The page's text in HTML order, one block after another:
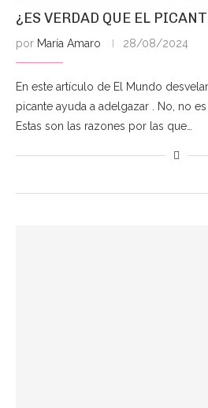
¿ES VERDAD QUE EL
por María Amaro 28/08/2024
En este artículo de El Mundo
picante ayuda a adelgazar . No, no
Estas son las razones por las que…